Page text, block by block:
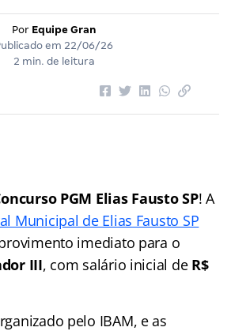
Por Equipe Gran
em 22/06/26
2 min. de leitura
PGM Elias Fausto SP! A
Municipal de Elias Fausto SP
imediato para o
III, com salário inicial de R$
pelo IBAM, e as